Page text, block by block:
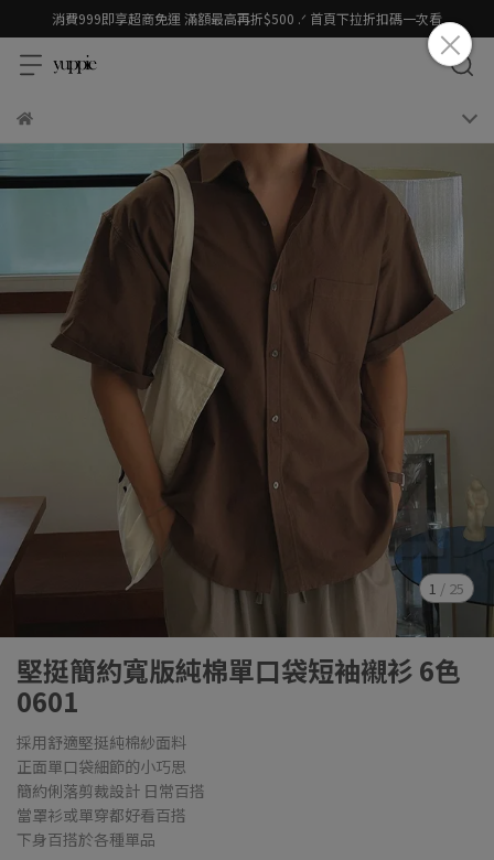
消費999即享超商免運 滿額最高再折$500 .ᐟ 首頁下拉折扣碼一次看
1 / 25
堅挺簡約寬版純棉單口袋短袖襯衫 6色
0601
採用舒適堅挺純棉紗面料
正面單口袋細節的小巧思
簡約俐落剪裁設計 日常百搭
當罩衫或單穿都好看百搭
下身百搭於各種單品